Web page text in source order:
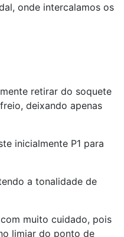
onde intercalamos os
retirar do soquete
deixando apenas
inicialmente P1 para
a tonalidade de
muito cuidado, pois
limiar do ponto de